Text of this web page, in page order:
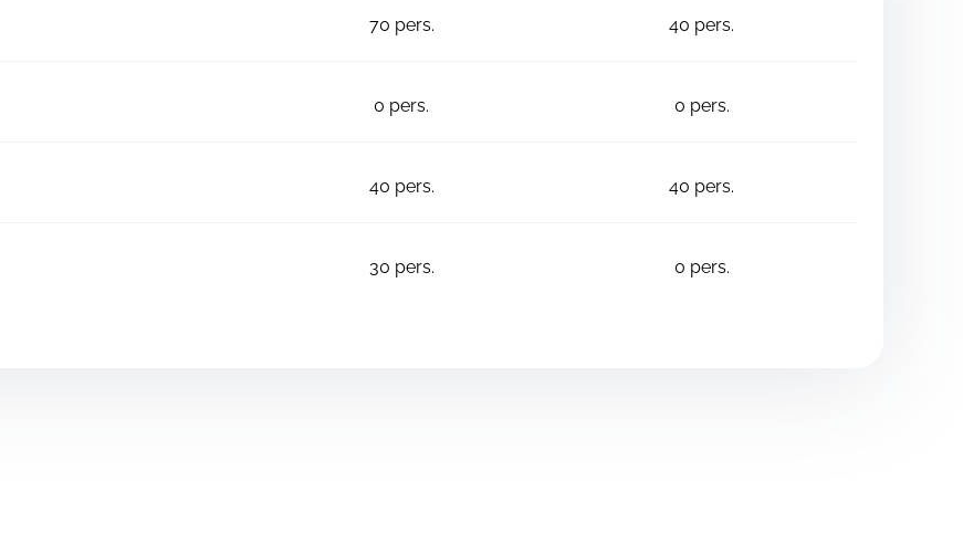
70 pers. 40 pers.
0 pers. 0 pers.
40 pers. 40 pers.
30 pers. 0 pers.